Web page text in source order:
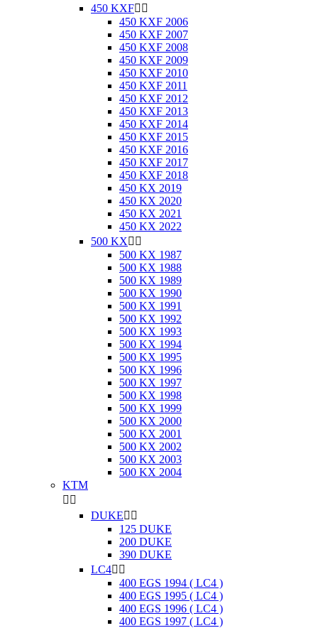
450 KXF 
450 KXF 2006
450 KXF 2007
450 KXF 2008
450 KXF 2009
450 KXF 2010
450 KXF 2011
450 KXF 2012
450 KXF 2013
450 KXF 2014
450 KXF 2015
450 KXF 2016
450 KXF 2017
450 KXF 2018
450 KX 2019
450 KX 2020
450 KX 2021
450 KX 2022
500 KX 
500 KX 1987
500 KX 1988
500 KX 1989
500 KX 1990
500 KX 1991
500 KX 1992
500 KX 1993
500 KX 1994
500 KX 1995
500 KX 1996
500 KX 1997
500 KX 1998
500 KX 1999
500 KX 2000
500 KX 2001
500 KX 2002
500 KX 2003
500 KX 2004
KTM
 
DUKE 
125 DUKE
200 DUKE
390 DUKE
LC4 
400 EGS 1994 ( LC4 )
400 EGS 1995 ( LC4 )
400 EGS 1996 ( LC4 )
400 EGS 1997 ( LC4 )